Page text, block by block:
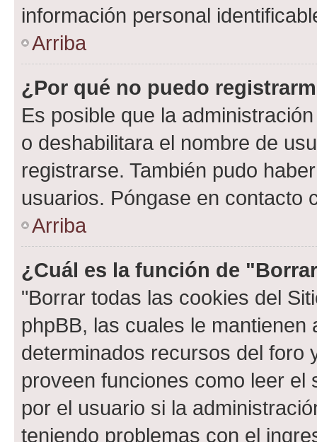
información personal
Arriba
¿Por qué no puedo
Es posible que la
o deshabilitara el nombre de
registrarse. También pudo
usuarios. Póngase en contacto
Arriba
¿Cuál es la función de
"Borrar todas las cookies del
phpBB, las cuales le
determinados recursos del foro
proveen funciones como leer el
por el usuario si la
teniendo problemas con el